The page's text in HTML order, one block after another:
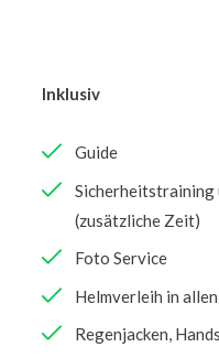
Inklusiv
Guide
Sicherheitstraining
(zusätzliche Zeit)
Foto Service
Helmverleih in
Regenjacken,